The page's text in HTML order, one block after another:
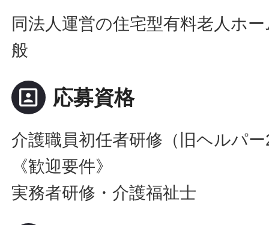
同法人運営の住宅型有料老人ホ
般
portrait 応募資格
介護職員初任者研修（旧ヘルパ
《歓迎要件》
実務者研修・介護福祉士